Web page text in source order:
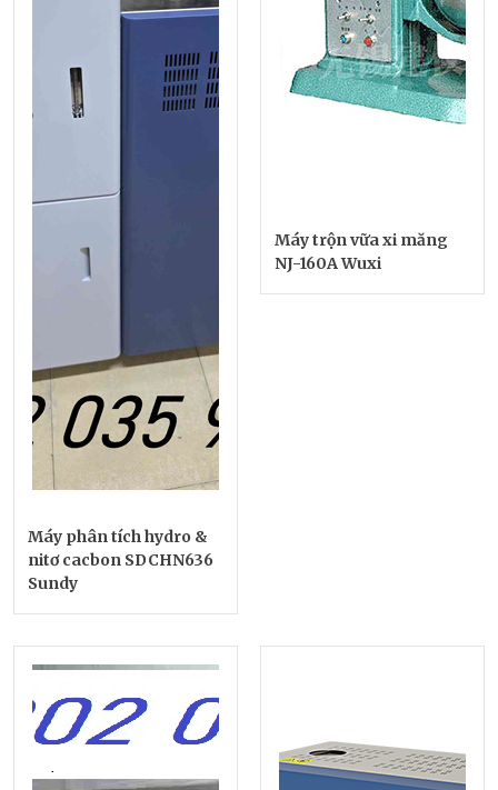
Máy phân tích hydro &
nitơ cacbon SDCHN636
Sundy
Máy trộn vữa xi măng
NJ-160A Wuxi